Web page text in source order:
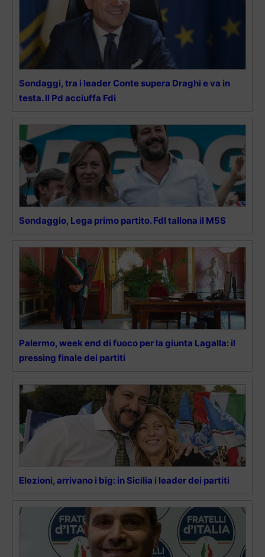
Sondaggi, tra i leader Conte supera Draghi e va in
testa. Il Pd acciuffa Fdi
Sondaggio, Lega primo partito. FdI tallona il M5S
Palermo, week end di fuoco per la giunta Lagalla: il
pressing finale dei partiti
Elezioni, arrivano i big: in Sicilia i leader dei partiti